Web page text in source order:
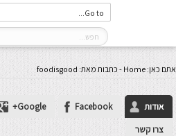
אתם כאן: Home
-כתבות מאת: foodisgood
אודות Facebook
Google+
צרו קשר